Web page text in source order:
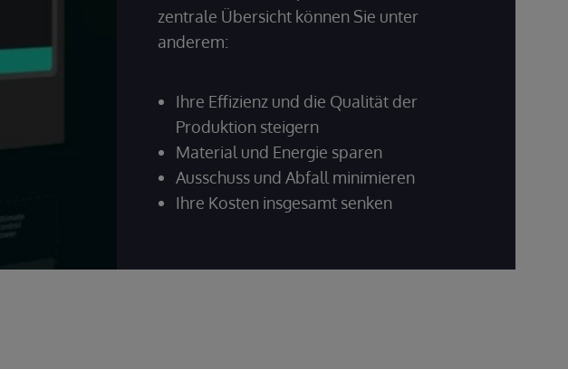
zentrale Übersicht können Sie unter
anderem:
Ihre Effizienz und die Qualität der
Produktion steigern
Material und Energie sparen
Ausschuss und Abfall minimieren
Ihre Kosten insgesamt senken